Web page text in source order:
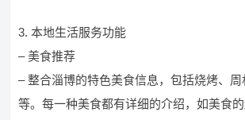
3. 本地生活服务功能
– 美食推荐
– 整合淄博的特色美食信息，包括烧烤、
等。每一种美食都有详细的介绍，如美食